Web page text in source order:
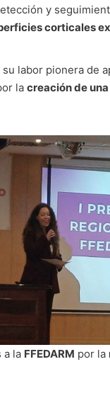
y
corticales
su labor pionera de
la creación de
a la FFEDARM por la